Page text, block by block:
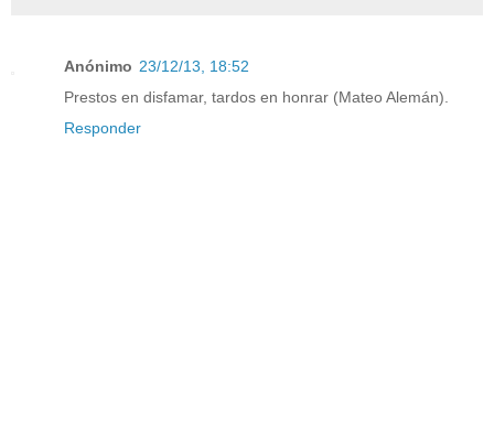
Anónimo 23/12/13, 18:52
Prestos en disfamar, tardos en honrar (Mateo Alemán).
Responder